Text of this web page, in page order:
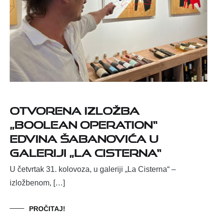
Otvorena izložba
„Boolean Operation“
Edvina Šabanovića u
galeriji „La cisterna“
U četvrtak 31. kolovoza, u galeriji „La Cisterna“ –
izložbenom, […]
PROČITAJ!